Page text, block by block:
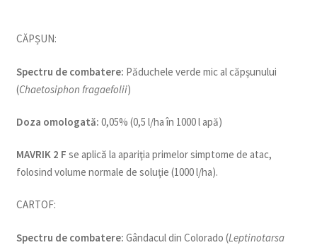
CĂPȘUN:
Spectru de combatere: Păduchele verde mic al căpşunului
(Chaetosiphon fragaefolii)
Doza omologată: 0,05% (0,5 l/ha în 1000 l apă)
MAVRIK 2 F se aplică la apariţia primelor simptome de atac,
folosind volume normale de soluţie (1000 l/ha).
CARTOF:
Spectru de combatere: Gândacul din Colorado (Leptinotarsa